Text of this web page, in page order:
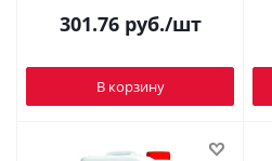
301.76руб./шт
В корзину